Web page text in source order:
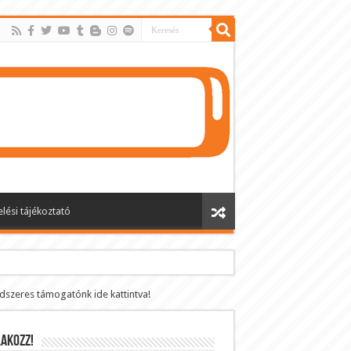
tájékoztató
támogatónk ide kattintva!